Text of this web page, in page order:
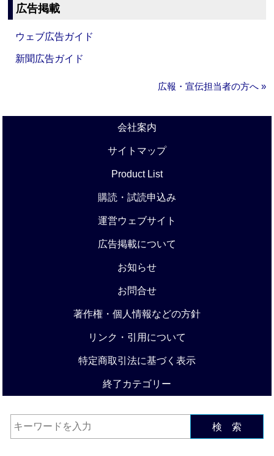
広告掲載
ウェブ広告ガイド
新聞広告ガイド
広報・宣伝担当者の方へ »
会社案内
サイトマップ
Product List
購読・試読申込み
運営ウェブサイト
広告掲載について
お知らせ
お問合せ
著作権・個人情報などの方針
リンク・引用について
特定商取引法に基づく表示
終了カテゴリー
検 索